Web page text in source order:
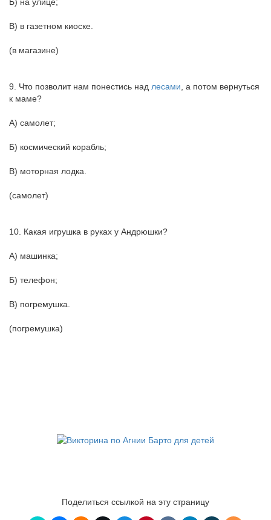
В) в газетном киоске.
(в магазине)
9. Что позволит нам понестись над лесами , а потом вернуться
к маме?
А) самолет;
Б) космический корабль;
В) моторная лодка.
(самолет)
10. Какая игрушка в руках у Андрюшки?
А) машинка;
Б) телефон;
В) погремушка.
(погремушка)
Поделиться ссылкой на эту страницу